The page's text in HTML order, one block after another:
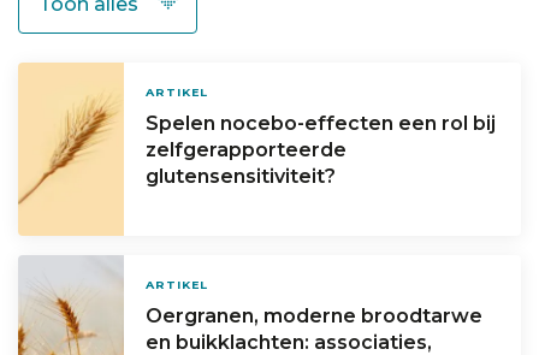
ARTIKEL
Spelen nocebo-effecten een rol bij
zelfgerapporteerde
glutensensitiviteit?
ARTIKEL
Oergranen, moderne broodtarwe
en buikklachten: associaties,